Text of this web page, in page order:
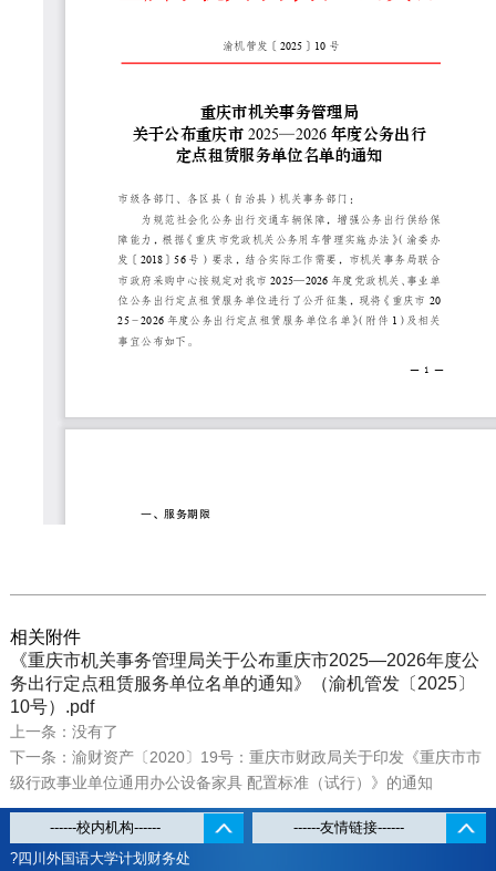
相关附件
《重庆市机关事务管理局关于公布重庆市2025—2026年度公
务出行定点租赁服务单位名单的通知》（渝机管发〔2025〕
10号）.pdf
上一条：没有了
下一条：渝财资产〔2020〕19号：重庆市财政局关于印发《重庆市市
级行政事业单位通用办公设备家具 配置标准（试行）》的通知
?四川外国语大学计划财务处